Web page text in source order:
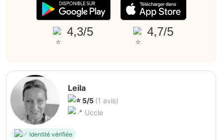
4,3/5 4,7/5
Leila
5/5 (1 avis)
Uccle
Identité vérifiée